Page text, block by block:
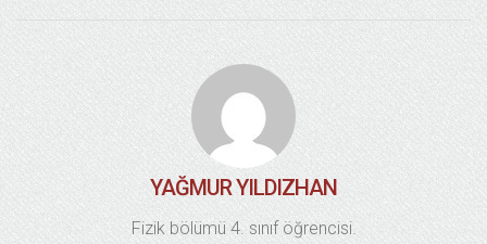
YAĞMUR YILDIZHAN
Fizik bölümü 4. sınıf öğrencisi.